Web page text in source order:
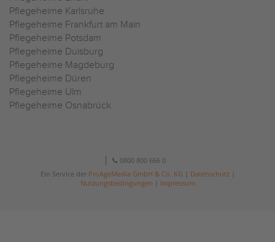
Pflegeheime Karlsruhe
Pflegeheime Frankfurt am Main
Pflegeheime Potsdam
Pflegeheime Duisburg
Pflegeheime Magdeburg
Pflegeheime Düren
Pflegeheime Ulm
Pflegeheime Osnabrück
0800 800 666 0
Ein Service der ProAgeMedia GmbH & Co. KG Datenschutz|
Nutzungsbedingungen
Impressum